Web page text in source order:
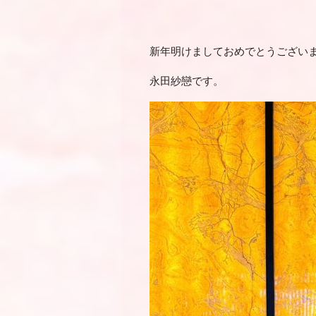
新年明けましておめでとうござい
永田紗戀です。